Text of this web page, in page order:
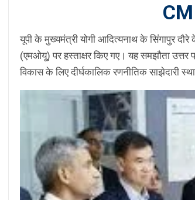
CM
यूपी के मुख्यमंत्री योगी आदित्यनाथ के सिंगापुर
(एमओयू) पर हस्ताक्षर किए गए। यह समझौता
विकास के लिए दीर्घकालिक रणनीतिक साझेदारी